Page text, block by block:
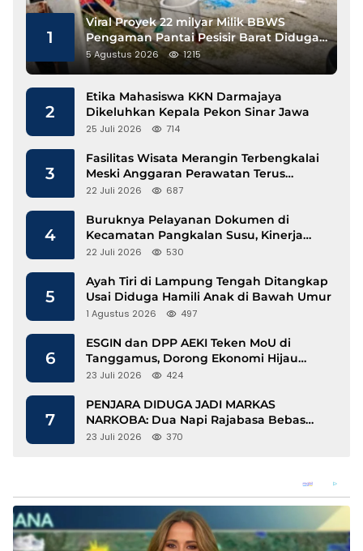
1
Viral Proyek 22 milyar Milik BBWS
Pengaman Pantai Pesisir Barat Diduga
Gunakan Besi Banci
5 Agustus 2026 1215
2
Etika Mahasiswa KKN Darmajaya
Dikeluhkan Kepala Pekon Sinar Jawa
25 Juli 2026 714
3
Fasilitas Wisata Merangin Terbengkalai
Meski Anggaran Perawatan Terus
Mengalir
22 Juli 2026 687
4
Buruknya Pelayanan Dokumen di
Kecamatan Pangkalan Susu, Kinerja
Disdukcapil Langkat Disorot
22 Juli 2026 530
5
Ayah Tiri di Lampung Tengah Ditangkap
Usai Diduga Hamili Anak di Bawah Umur
1 Agustus 2026 497
6
ESGIN dan DPP AEKI Teken MoU di
Tanggamus, Dorong Ekonomi Hijau
Berbasis Kopi dan Perdagangan Karbon
23 Juli 2026 424
7
PENJARA DIDUGA JADI MARKAS
NARKOBA: Dua Napi Rajabasa Bebas
Gunakan HP, Muncul Dugaan
23 Juli 2026 370